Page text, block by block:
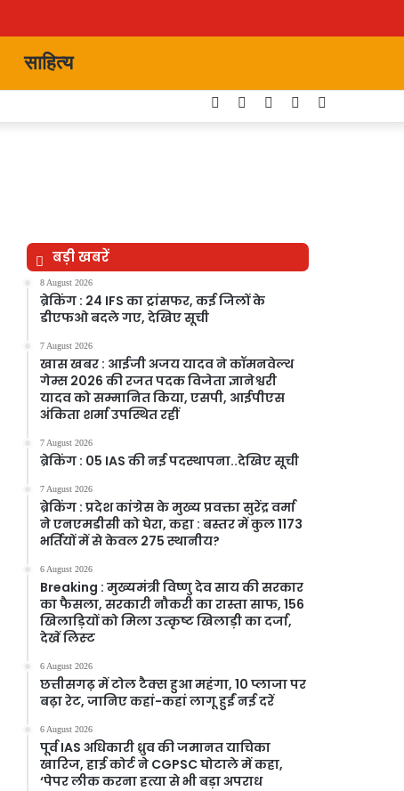
साहित्य
skin
Instagram
YouTube
Twitter
Facebook
बड़ी खबरें
8 August 2026
ब्रेकिंग : 24 IFS का ट्रांसफर, कई जिलों के
डीएफओ बदले गए, देखिए सूची
7 August 2026
खास खबर : आईजी अजय यादव ने कॉमनवेल्थ
गेम्स 2026 की रजत पदक विजेता ज्ञानेश्वरी
यादव को सम्मानित किया, एसपी, आईपीएस
अंकिता शर्मा उपस्थित रहीं
7 August 2026
ब्रेकिंग : 05 IAS की नई पदस्थापना..देखिए सूची
7 August 2026
ब्रेकिंग : प्रदेश कांग्रेस के मुख्य प्रवक्ता सुरेंद्र वर्मा
ने एनएमडीसी को घेरा, कहा : बस्तर में कुल 1173
भर्तियों में से केवल 275 स्थानीय?
6 August 2026
Breaking : मुख्यमंत्री विष्णु देव साय की सरकार
का फैसला, सरकारी नौकरी का रास्ता साफ, 156
खिलाड़ियों को मिला उत्कृष्ट खिलाड़ी का दर्जा,
देखें लिस्‍ट
6 August 2026
छत्तीसगढ़ में टोल टैक्स हुआ महंगा, 10 प्लाजा पर
बढ़ा रेट, जानिए कहां-कहां लागू हुईं नई दरें
6 August 2026
पूर्व IAS अधिकारी ध्रुव की जमानत याचिका
खारिज, हाई कोर्ट ने CGPSC घोटाले में कहा,
‘पेपर लीक करना हत्या से भी बड़ा अपराध